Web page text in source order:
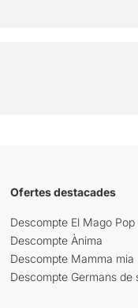
Ofertes destacades
Descompte El Mago
Descompte Ànima
Descompte Mamma mia
Descompte Germans de